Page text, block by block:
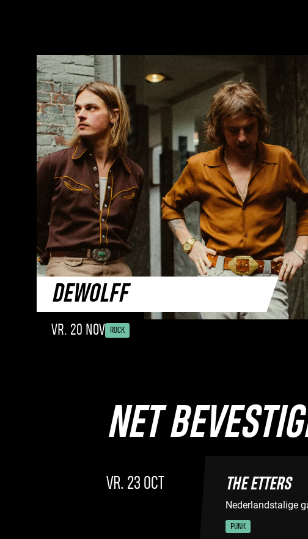
DEWOLFF
VR. 20 NOV ROCK
NET
VR. 23 OCT THE ETTERS
Nederlandstalige
PUNK